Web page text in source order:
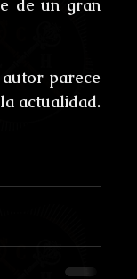
de un gran
parece
actualidad.